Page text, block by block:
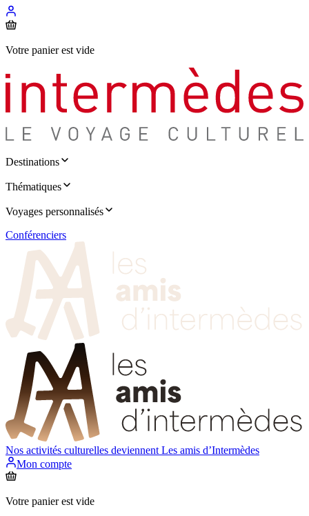
Votre panier est vide
Destinations
Thématiques
Voyages personnalisés
Conférenciers
Nos activités culturelles deviennent Les amis d’Intermèdes
Mon compte
Votre panier est vide